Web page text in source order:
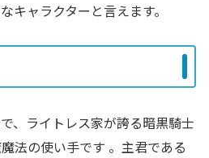
キャラクターと言えます。
、ライトレス家が誇る暗黒騎士
法の使い手です 。主君である